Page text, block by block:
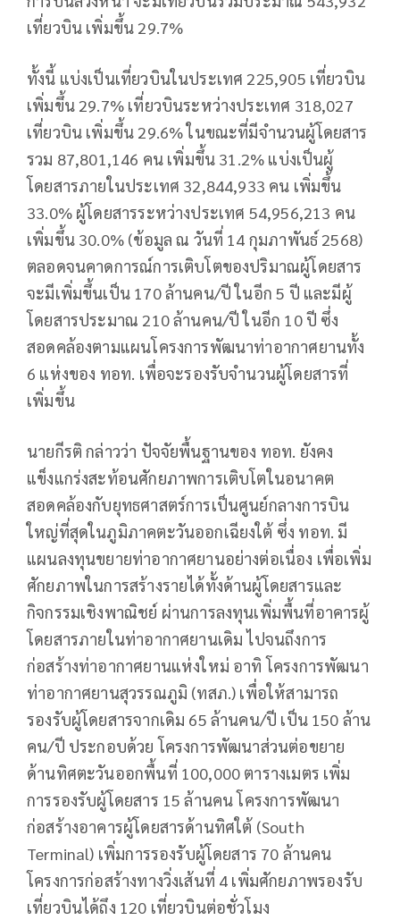
เที่ยวบิน เพิ่มขึ้น 29.7%
ทั้งนี้ แบ่งเป็นเที่ยวบินในประเทศ 225,905 เที่ยวบิน
เพิ่มขึ้น 29.7% เที่ยวบินระหว่างประเทศ 318,027
เที่ยวบิน เพิ่มขึ้น 29.6% ในขณะที่มีจำนวนผู้โดยสาร
รวม 87,801,146 คน เพิ่มขึ้น 31.2% แบ่งเป็นผู้
โดยสารภายในประเทศ 32,844,933 คน เพิ่มขึ้น
33.0% ผู้โดยสารระหว่างประเทศ 54,956,213 คน
เพิ่มขึ้น 30.0% (ข้อมูล ณ วันที่ 14 กุมภาพันธ์ 2568)
ตลอดจนคาดการณ์การเติบโตของปริมาณผู้โดยสาร
จะมีเพิ่มขึ้นเป็น 170 ล้านคน/ปี ในอีก 5 ปี และมีผู้
โดยสารประมาณ 210 ล้านคน/ปี ในอีก 10 ปี ซึ่ง
สอดคล้องตามแผนโครงการพัฒนาท่าอากาศยานทั้ง
6 แห่งของ ทอท. เพื่อจะรองรับจำนวนผู้โดยสารที่
เพิ่มขึ้น
นายกีรติ กล่าวว่า ปัจจัยพื้นฐานของ ทอท. ยังคง
แข็งแกร่งสะท้อนศักยภาพการเติบโตในอนาคต
สอดคล้องกับยุทธศาสตร์การเป็นศูนย์กลางการบิน
ใหญ่ที่สุดในภูมิภาคตะวันออกเฉียงใต้ ซึ่ง ทอท. มี
แผนลงทุนขยายท่าอากาศยานอย่างต่อเนื่อง เพื่อเพิ่ม
ศักยภาพในการสร้างรายได้ทั้งด้านผู้โดยสารและ
กิจกรรมเชิงพาณิชย์ ผ่านการลงทุนเพิ่มพื้นที่อาคารผู้
โดยสารภายในท่าอากาศยานเดิม ไปจนถึงการ
ก่อสร้างท่าอากาศยานแห่งใหม่ อาทิ โครงการพัฒนา
ท่าอากาศยานสุวรรณภูมิ (ทสภ.) เพื่อให้สามารถ
รองรับผู้โดยสารจากเดิม 65 ล้านคน/ปี เป็น 150 ล้าน
คน/ปี ประกอบด้วย โครงการพัฒนาส่วนต่อขยาย
ด้านทิศตะวันออกพื้นที่ 100,000 ตารางเมตร เพิ่ม
การรองรับผู้โดยสาร 15 ล้านคน โครงการพัฒนา
ก่อสร้างอาคารผู้โดยสารด้านทิศใต้ (South
Terminal) เพิ่มการรองรับผู้โดยสาร 70 ล้านคน
โครงการก่อสร้างทางวิ่งเส้นที่ 4 เพิ่มศักยภาพรองรับ
เที่ยวบินได้ถึง 120 เที่ยวบินต่อชั่วโมง